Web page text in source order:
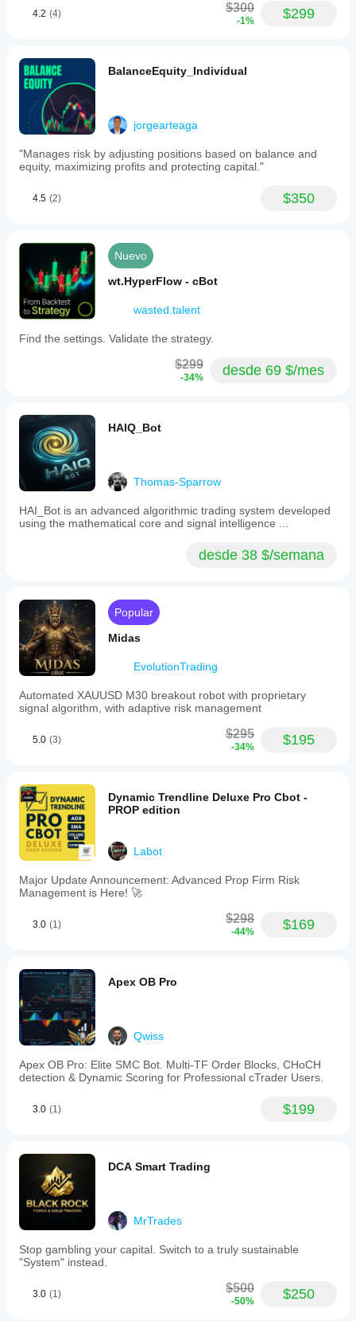
propio
comprender
cómo
funciona en
el uso real.
4.2 (4) $300
-1% $299
BalanceEquity_Individual
jorgearteaga
"Manages risk by adjusting positions based on balance and
equity, maximizing profits and protecting capital."
4.5 (2) $350
Nuevo
wt.HyperFlow - cBot
wasted.talent
Find the settings. Validate the strategy.
$299
-34% desde 69 $/mes
HAIQ_Bot
Thomas-Sparrow
HAI_Bot is an advanced algorithmic trading system developed
using the mathematical core and signal intelligence ...
desde 38 $/semana
Popular
Midas
EvolutionTrading
Automated XAUUSD M30 breakout robot with proprietary
signal algorithm, with adaptive risk management
5.0 (3) $295
-34% $195
Dynamic Trendline Deluxe Pro Cbot -
PROP edition
Labot
Major Update Announcement: Advanced Prop Firm Risk
Management is Here! 🚀
3.0 (1) $298
-44% $169
Apex OB Pro
Qwiss
Apex OB Pro: Elite SMC Bot. Multi-TF Order Blocks, CHoCH
detection & Dynamic Scoring for Professional cTrader Users.
3.0 (1) $199
DCA Smart Trading
MrTrades
Stop gambling your capital. Switch to a truly sustainable
"System" instead.
3.0 (1) $500
-50% $250